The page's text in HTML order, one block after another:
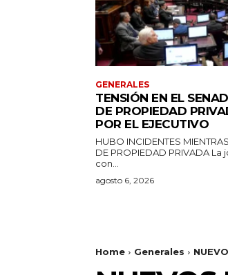
GENERALES
TENSIÓN EN EL
DE PROPIEDAD
POR EL EJECUTIVO
HUBO INCIDENTES
DE PROPIEDAD PRIVADA La jornada se desarrolla
con...
agosto 6, 2026